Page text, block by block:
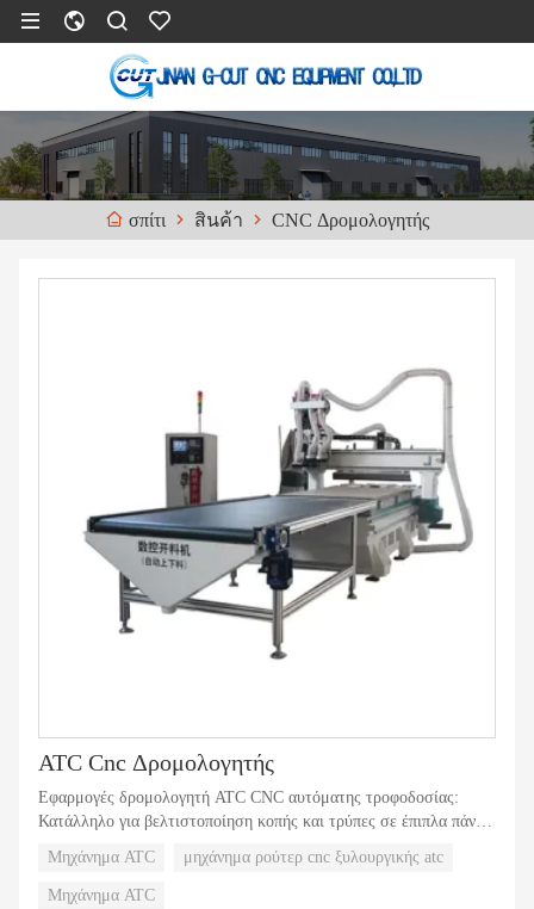
σπίτι สินค้า CNC Δρομολογητής
ATC Cnc Δρομολογητής
Εφαρμογές δρομολογητή ATC CNC αυτόματης τροφοδοσίας:
Κατάλληλο για βελτιστοποίηση κοπής και τρύπες σε έπιπλα πάνελ,
κ.λπ.
Μηχάνημα ATC μηχάνημα ρούτερ cnc ξυλουργικής atc
Μηχάνημα ATC